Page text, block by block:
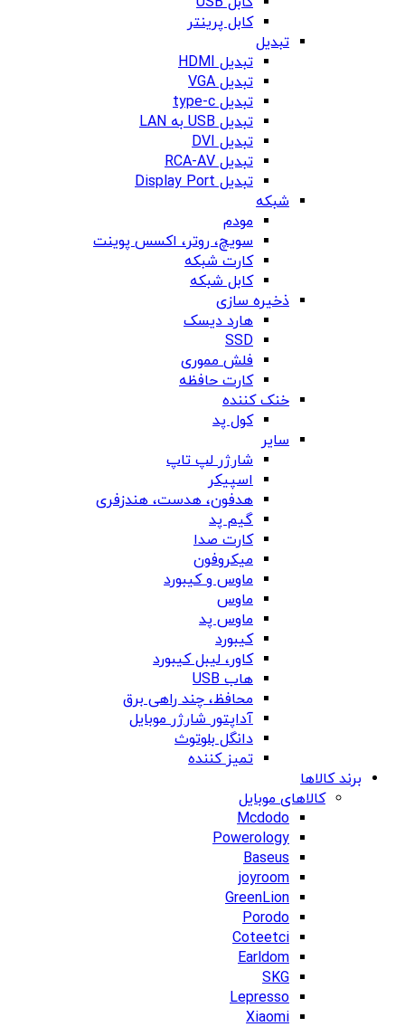
کابل پرینتر
تبدیل
تبدیل HDMI
تبدیل VGA
تبدیل type-c
تبدیل USB به LAN
تبدیل DVI
تبدیل RCA-AV
تبدیل Display Port
شبکه
مودم
سویچ، روتر، اکسس پوینت
کارت شبکه
کابل شبکه
ذخیره سازی
هارد دیسک
SSD
فلش مموری
کارت حافظه
خنک کننده
کول پد
سایر
شارژر لپ تاپ
اسپیکر
هدفون، هدست، هندزفری
گیم پد
کارت صدا
میکروفون
ماوس و کیبورد
ماوس
ماوس پد
کیبورد
کاور، لیبل کیبورد
هاب USB
محافظ، چند راهی برق
آداپتور شارژر موبایل
دانگل بلوتوث
تمیز کننده
برند کالاها
کالاهای موبایل
Mcdodo
Powerology
Baseus
joyroom
GreenLion
Porodo
Coteetci
Earldom
SKG
Lepresso
Xiaomi